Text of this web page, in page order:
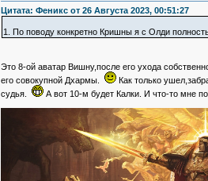
Цитата: Феникс от 26 Августа 2023, 00:51:27
1. По поводу конкретно Кришны я с Олди
Это 8-ой аватар Вишну,после его ухода
его совокупной Дхармы.
Как только
судья.
А вот 10-м будет Калки. И что-то мне